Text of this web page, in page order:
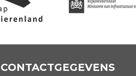
CONTACTGEGEVENS